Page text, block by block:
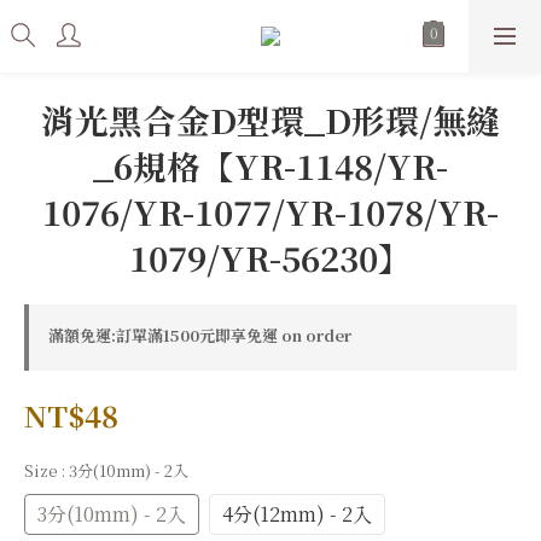
消光黑合金D型環_D形環/無縫
_6規格【YR-1148/YR-
1076/YR-1077/YR-1078/YR-
1079/YR-56230】
滿額免運:訂單滿1500元即享免運 on order
NT$48
Size : 3分(10mm) - 2入
3分(10mm) - 2入 4分(12mm) - 2入